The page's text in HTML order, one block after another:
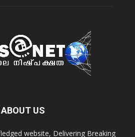
ABOUT US
website, Delivering Breaking